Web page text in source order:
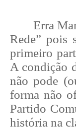
Erra
Rede” pois
primeiro
A condição
não pode
forma não
Partido
história na